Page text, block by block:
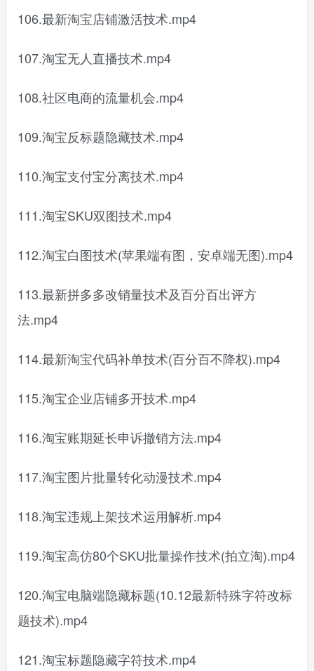
106.最新淘宝店铺激活技术.mp4
107.淘宝无人直播技术.mp4
108.社区电商的流量机会.mp4
109.淘宝反标题隐藏技术.mp4
110.淘宝支付宝分离技术.mp4
111.淘宝SKU双图技术.mp4
112.淘宝白图技术(苹果端有图，安卓端无图).mp4
113.最新拼多多改销量技术及百分百出评方
法.mp4
114.最新淘宝代码补单技术(百分百不降权).mp4
115.淘宝企业店铺多开技术.mp4
116.淘宝账期延长申诉撤销方法.mp4
117.淘宝图片批量转化动漫技术.mp4
118.淘宝违规上架技术运用解析.mp4
119.淘宝高仿80个SKU批量操作技术(拍立淘).mp4
120.淘宝电脑端隐藏标题(10.12最新特殊字符改标
题技术).mp4
121.淘宝标题隐藏字符技术.mp4